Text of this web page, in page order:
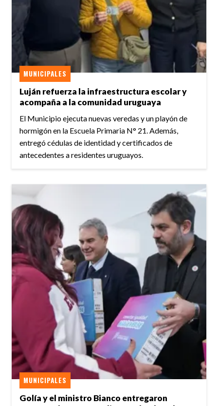
Luján refuerza la infraestructura escolar y
acompaña a la comunidad uruguaya
MUNICIPALES
El Municipio ejecuta nuevas veredas y un playón de
hormigón en la Escuela Primaria N° 21. Además,
entregó cédulas de identidad y certificados de
antecedentes a residentes uruguayos.
Golía y el ministro Bianco entregaron
MUNICIPALES